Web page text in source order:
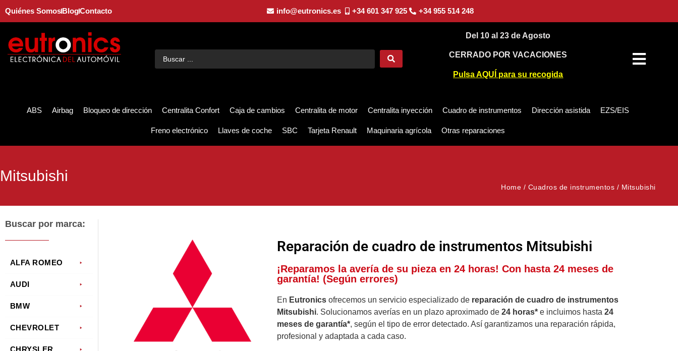
Quiénes SomosBlogContacto info@eutronics.es +34 601 347 925 +34 955 514 248
Del 10 al 23 de Agosto
CERRADO POR VACACIONES
Pulsa AQUÍ para su recogida
ABS Airbag Bloqueo de dirección Centralita Confort Caja de cambios Centralita de motor Centralita inyección Cuadro de instrumentos Dirección asistida EZS/EIS
Freno electrónico Llaves de coche SBC Tarjeta Renault Maquinaria agrícola Otras reparaciones
Mitsubishi
Home / Cuadros de instrumentos / Mitsubishi
Buscar por marca:
ALFA ROMEO
AUDI
BMW
CHEVROLET
CHRYSLER
Reparación de cuadro de instrumentos Mitsubishi
¡Reparamos la avería de su pieza en 24 horas! Con hasta 24 meses de
garantía! (Según errores)
En Eutronicsofrecemos un servicio especializado de reparación de cuadro de instrumentos
Mitsubishi. Solucionamos averías en un plazo aproximado de 24 horas*e incluimos hasta 24
meses de garantía*, según el tipo de error detectado. Así garantizamos una reparación rápida,
profesional y adaptada a cada caso.